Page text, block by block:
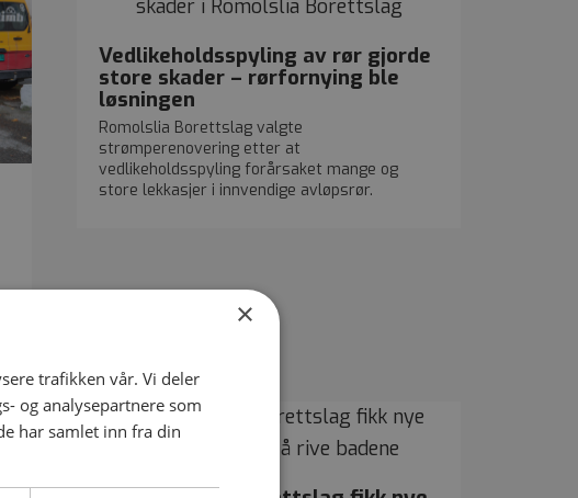
Vedlikeholdsspyling av rør gjorde
store skader – rørfornying ble
løsningen
Romolslia Borettslag valgte
strømperenovering etter at
vedlikeholdsspyling forårsaket mange og
store lekkasjer i innvendige avløpsrør.
×
trafikken vår. Vi deler
og analysepartnere som
har samlet inn fra din